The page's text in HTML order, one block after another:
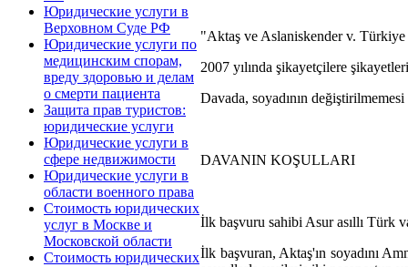
Юридические услуги в
Верховном Суде РФ
Юридические услуги по
медицинским спорам,
вреду здоровью и делам
о смерти пациента
Защита прав туристов:
юридические услуги
Юридические услуги в
сфере недвижимости
Юридические услуги в
области военного права
Стоимость юридических
услуг в Москве и
Московской области
Стоимость юридических
"Aktaş ve Aslaniskender v.
2007 yılında şikayetçilere
Davada, soyadının
DAVANIN KOŞULLARI
İlk başvuru sahibi Asur asıllı Türk
İlk başvuran, Aktaş'ın soyadını